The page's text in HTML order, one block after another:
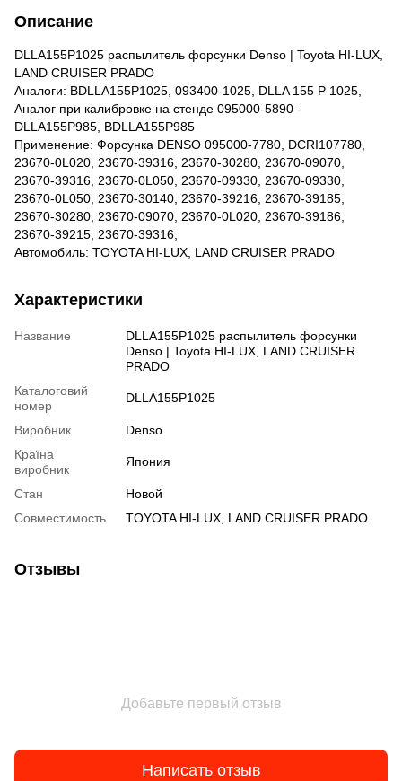
Описание
DLLA155P1025 распылитель форсунки Denso | Toyota HI-LUX,
LAND CRUISER PRADO
Аналоги: BDLLA155P1025, 093400-1025, DLLA 155 P 1025,
Аналог при калибровке на стенде 095000-5890 -
DLLA155P985, BDLLA155P985
Применение: Форсунка DENSO 095000-7780, DCRI107780,
23670-0L020, 23670-39316, 23670-30280, 23670-09070,
23670-39316, 23670-0L050, 23670-09330, 23670-09330,
23670-0L050, 23670-30140, 23670-39216, 23670-39185,
23670-30280, 23670-09070, 23670-0L020, 23670-39186,
23670-39215, 23670-39316,
Автомобиль: TOYOTA HI-LUX, LAND CRUISER PRADO
Характеристики
Название
DLLA155P1025 распылитель форсунки
Denso | Toyota HI-LUX, LAND CRUISER
PRADO
Каталоговий
номер
DLLA155P1025
Виробник
Denso
Країна
виробник
Япония
Стан
Новой
Совместимость
TOYOTA HI-LUX, LAND CRUISER PRADO
Отзывы
Добавьте первый отзыв
Написать отзыв